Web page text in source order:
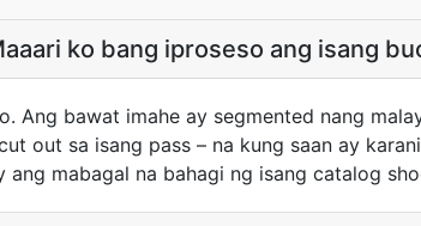
ko bang iproseso ang isang
Ang bawat imahe ay segmented nang
out sa isang pass – na kung saan ay
ang mabagal na bahagi ng isang catalog